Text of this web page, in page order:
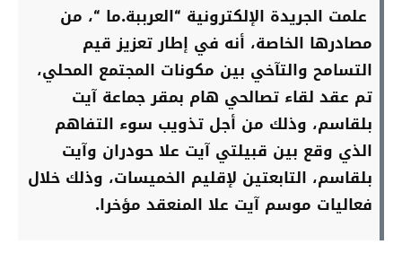
علمت الجريدة الإلكترونية “العرببة.ما “، من
مصادرها الخاصة، أنه في إطار تعزيز قيم
التسامح والتآخي بين مكونات المجتمع المحلي،
تم عقد لقاء تصالحي هام بمقر جماعة آيت
بلقاسم، وذلك من أجل تذويب سوء التفاهم
الذي وقع بين قبيلتي آيت علا حودران وآيت
بلقاسم، التابعتين لإقليم الخميسات، وذلك خلال
فعاليات موسم آيت علا المنعقد مؤخرا.